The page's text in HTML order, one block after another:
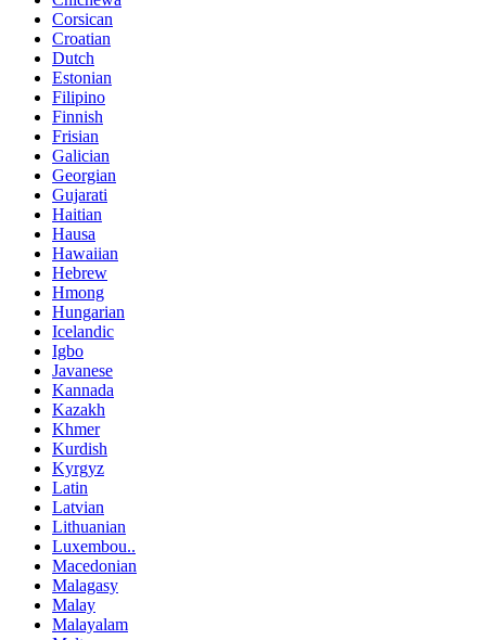
Corsican
Croatian
Dutch
Estonian
Filipino
Finnish
Frisian
Galician
Georgian
Gujarati
Haitian
Hausa
Hawaiian
Hebrew
Hmong
Hungarian
Icelandic
Igbo
Javanese
Kannada
Kazakh
Khmer
Kurdish
Kyrgyz
Latin
Latvian
Lithuanian
Luxembou..
Macedonian
Malagasy
Malay
Malayalam